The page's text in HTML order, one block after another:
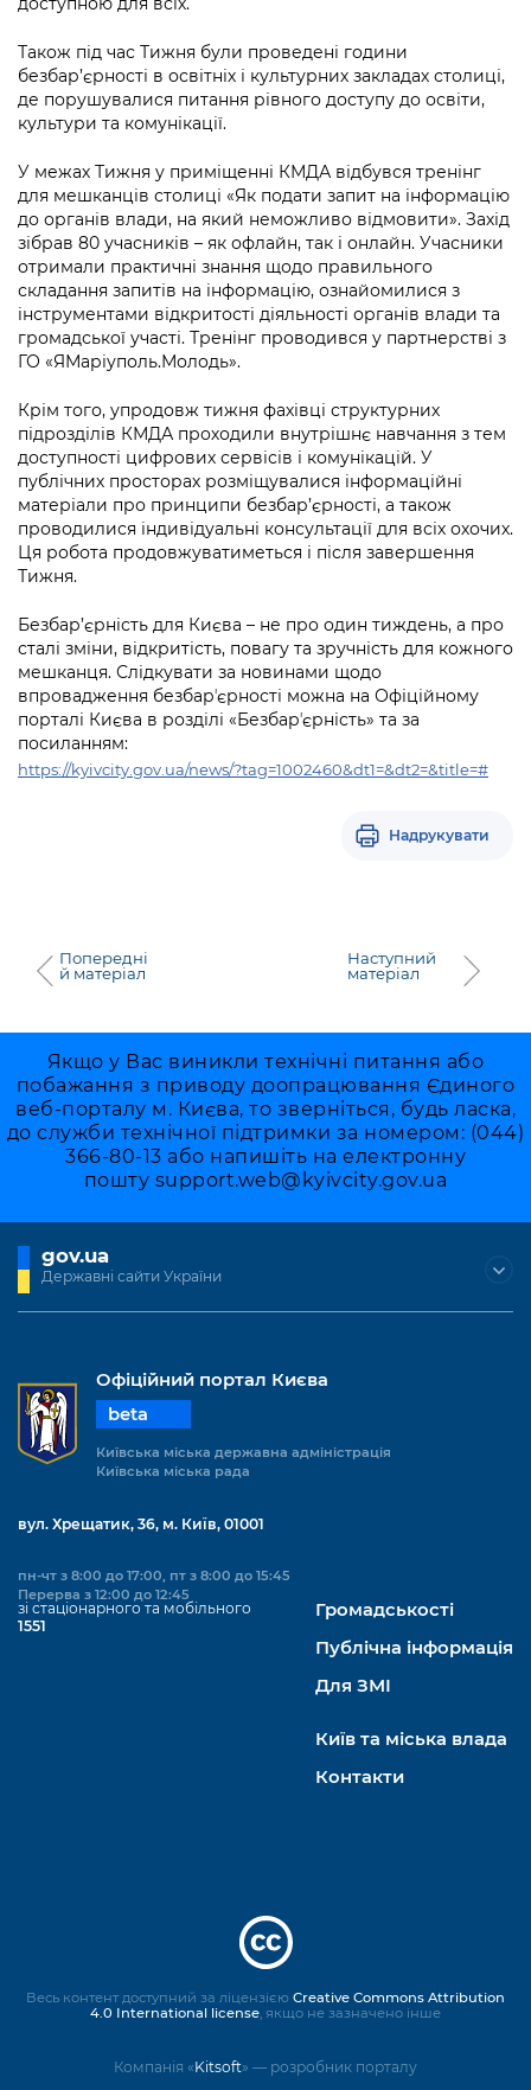
Також під час Тижня були проведені години
безбар’єрності в освітніх і культурних закладах столиці,
де порушувалися питання рівного доступу до освіти,
культури та комунікації.
У межах Тижня у приміщенні КМДА відбувся тренінг
для мешканців столиці «Як подати запит на інформацію
до органів влади, на який неможливо відмовити». Захід
зібрав 80 учасників – як офлайн, так і онлайн. Учасники
отримали практичні знання щодо правильного
складання запитів на інформацію, ознайомилися з
інструментами відкритості діяльності органів влади та
громадської участі. Тренінг проводився у партнерстві з
ГО «ЯМаріуполь.Молодь».
Крім того, упродовж тижня фахівці структурних
підрозділів КМДА проходили внутрішнє навчання з тем
доступності цифрових сервісів і комунікацій. У
публічних просторах розміщувалися інформаційні
матеріали про принципи безбар’єрності, а також
проводилися індивідуальні консультації для всіх охочих.
Ця робота продовжуватиметься і після завершення
Тижня.
Безбар’єрність для Києва – не про один тиждень, а про
сталі зміни, відкритість, повагу та зручність для кожного
мешканця. Слідкувати за новинами щодо
впровадження безбарʼєрності можна на Офіційному
порталі Києва в розділі «Безбарʼєрність» та за
посиланням:
https://kyivcity.gov.ua/news/?tag=1002460&dt1=&dt2=&title=#
Надрукувати
Попередні
й матеріал
Наступний
матеріал
Якщо у Вас виникли технічні питання або
побажання з приводу доопрацювання Єдиного
веб-порталу м. Києва, то зверніться, будь ласка,
до служби технічної підтримки за номером: (044)
366-80-13 або напишіть на електронну
пошту support.web@kyivcity.gov.ua
gov.ua
Державні сайти України
Офіційний портал Києва
beta
Київська міська державна адміністрація
Київська міська рада
вул. Хрещатик, 36, м. Київ, 01001
пн-чт з 8:00 до 17:00, пт з 8:00 до 15:45
Перерва з 12:00 до 12:45
зі стаціонарного та мобільного
1551
Громадськості
Публічна інформація
Для ЗМІ
Київ та міська влада
Контакти
Компанія «Kitsoft» — розробник порталу
Весь контент доступний за ліцензією Creative Commons Attribution
4.0 International license, якщо не зазначено інше